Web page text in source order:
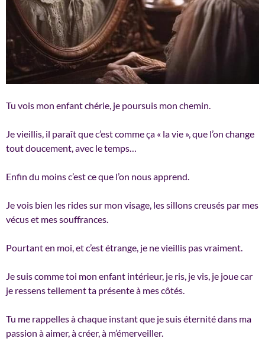
Tu vois mon enfant chérie, je poursuis mon chemin.
Je vieillis, il paraît que c’est comme ça « la vie », que l’on change
tout doucement, avec le temps…
Enfin du moins c’est ce que l’on nous apprend.
Je vois bien les rides sur mon visage, les sillons creusés par mes
vécus et mes souffrances.
Pourtant en moi, et c’est étrange, je ne vieillis pas vraiment.
Jesuis comme toi mon enfant intérieur, je ris, je vis, je joue car
je ressens tellement ta présente à mes côtés.
Tu me rappelles à chaque instant que je suis éternité dans ma
passion à aimer, à créer, à m’émerveiller.